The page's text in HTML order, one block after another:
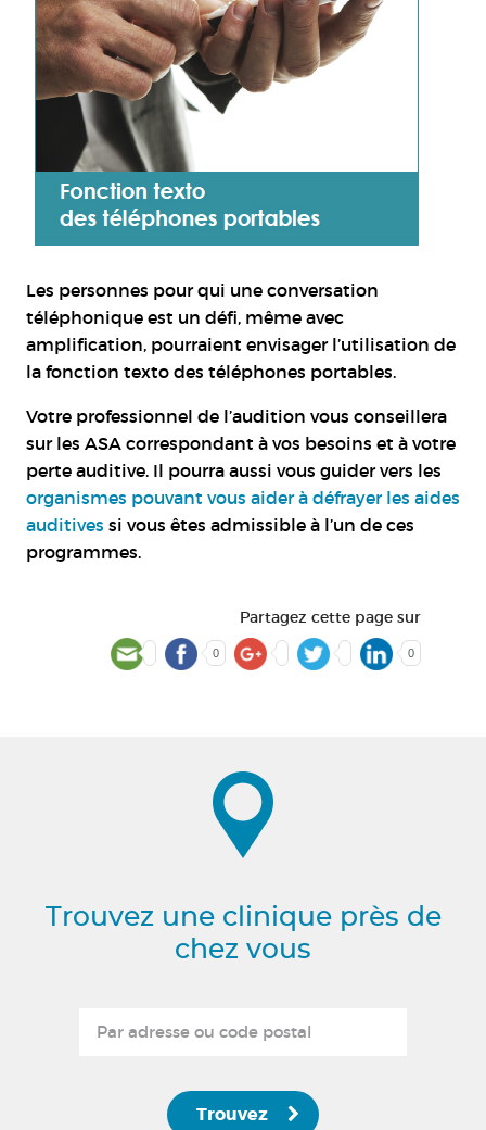
Les personnes pour qui une conversation
téléphonique est un défi, même avec
amplification, pourraient envisager l’utilisation de
la fonction texto des téléphones portables.
Votre professionnel de l’audition vous conseillera
sur les ASA correspondant à vos besoins et à votre
perte auditive. Il pourra aussi vous guider vers les
organismes pouvant vous aider à défrayer les aides
auditives si vous êtes admissible à l’un de ces
programmes.
Partagez cette page sur
0 0
Trouvez une clinique près de
chez vous
Trouvez